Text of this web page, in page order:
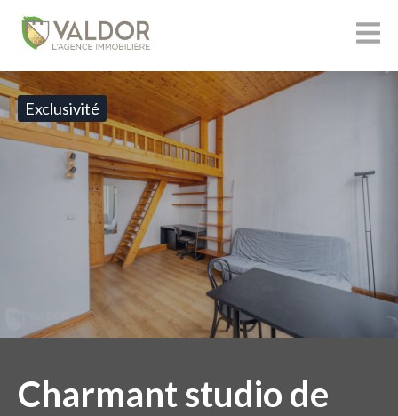
Exclusivité
Charmant studio de